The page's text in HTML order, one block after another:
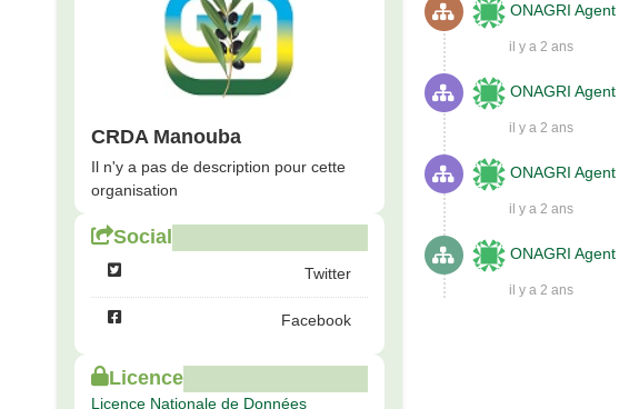
CRDA Manouba
Il n'y a pas de description pour cette
organisation
Social
Twitter
Facebook
Licence
Licence Nationale de Données
ONAGRI Agent
il y a 2 ans
ONAGRI Agent
il y a 2 ans
ONAGRI Agent
il y a 2 ans
ONAGRI Agent
il y a 2 ans